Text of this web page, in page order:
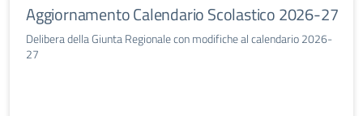
Aggiornamento Calendario Scolastico 2026-27
Delibera della Giunta Regionale con modifiche al calendario 2026-
27